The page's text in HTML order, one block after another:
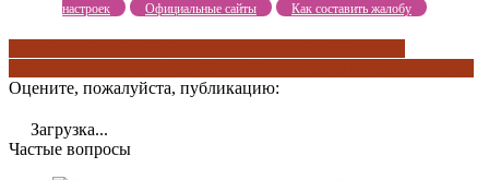
настроек
Официальные сайты Как составить жалобу
Оцените, пожалуйста, публикацию:
Загрузка...
Частые вопросы